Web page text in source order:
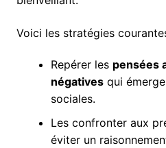
Voici les stratégies
Repérer les pensées
négativesqui
sociales.
Les confronter aux
éviter un